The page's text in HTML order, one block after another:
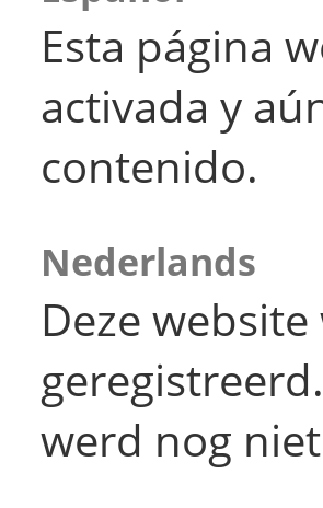
Esta página
activada y
contenido.
Nederlands
Deze
werd nog